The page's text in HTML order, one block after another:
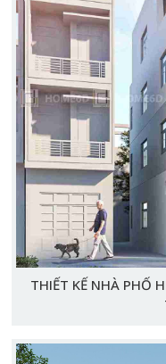
THIẾT KẾ NHÀ PHỐ